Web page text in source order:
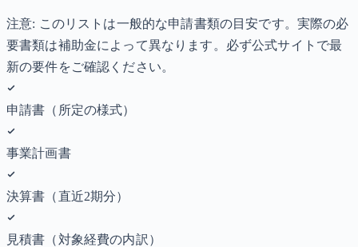
注意: このリストは一般的な申請書類の目安です。実際の必
要書類は補助金によって異なります。必ず公式サイトで最
新の要件をご確認ください。
申請書（所定の様式）
事業計画書
決算書（直近2期分）
見積書（対象経費の内訳）